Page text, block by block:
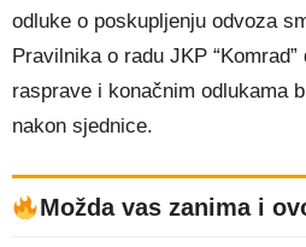
odluke o poskupljenju odvoza
Pravilnika o radu JKP
rasprave i konačnim odlukama
nakon sjednice.
Možda vas zanima i